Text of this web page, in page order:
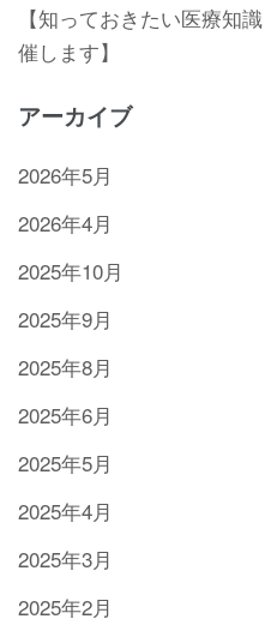
【知っておきたい医療知
催します】
アーカイブ
2026年5月
2026年4月
2025年10月
2025年9月
2025年8月
2025年6月
2025年5月
2025年4月
2025年3月
2025年2月